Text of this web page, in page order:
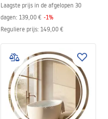
Laagste prijs in de afgelopen 30
dagen: 139,00 € -1%
Reguliere prijs: 149,00 €